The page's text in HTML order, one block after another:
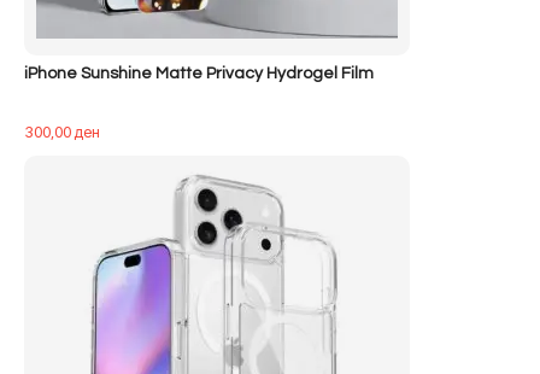
iPhone Sunshine Matte Privacy Hydrogel Film
300,00ден